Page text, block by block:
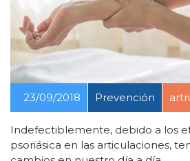
23/09/2018 Prevención
Indefectiblemente, debido a los
psoriásica en las articulaciones,